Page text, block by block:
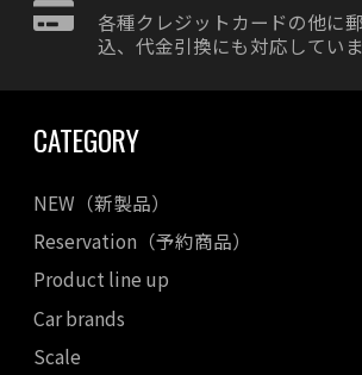
各種クレジットカードの他に
込、代金引換にも対応していま
CATEGORY
NEW（新製品）
Reservation（予約商品）
Product line up
Car brands
Scale